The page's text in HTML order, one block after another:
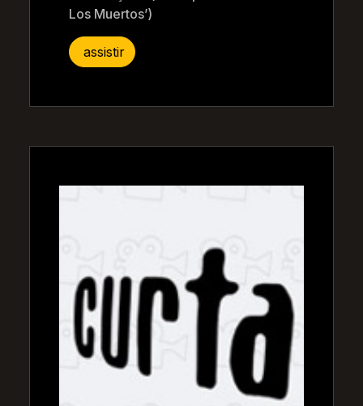
Los Muertos’)
assistir